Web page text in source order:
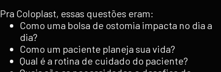
Pra Coloplast, essas questões eram:
Como uma bolsa de ostomia impacta no dia a
dia?
Como um paciente planeja sua vida?
Qual é a rotina de cuidado do paciente?